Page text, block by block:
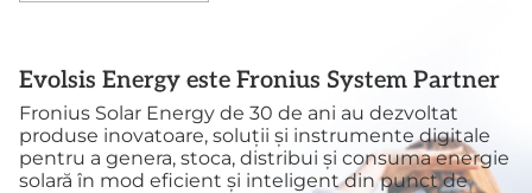
Evolsis Energy este Fronius System Partner
Fronius Solar Energy de 30 de ani au dezvoltat
produse inovatoare, soluții și instrumente digitale
pentru a genera, stoca, distribui și consuma energie
solară în mod eficient și inteligent din punct de